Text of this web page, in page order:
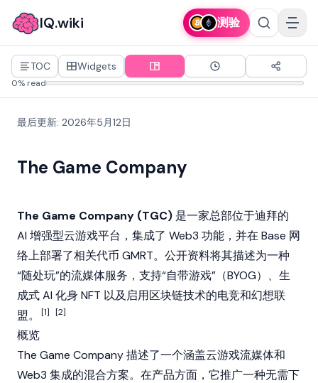
IQ.wiki 测验
TOC Widgets
0% read
最后更新: 2026年5月12日
The Game Company
The Game Company (TGC) 是一家总部位于迪拜的
AI 增强型云游戏平台，集成了 Web3 功能，并在 Base 网
络上部署了相关代币 GMRT。公开资料将其描述为一种
“随处玩”的流媒体服务，支持“自带游戏”（BYOG）、生
成式 AI 化身NFT 以及启用区块链技术的电竞和幻想联
盟。
[1] [2]
概览
The Game Company 描述了一个涵盖云游戏流媒体和
Web3 集成的混合方案。在产品方面，它推广一种无需下